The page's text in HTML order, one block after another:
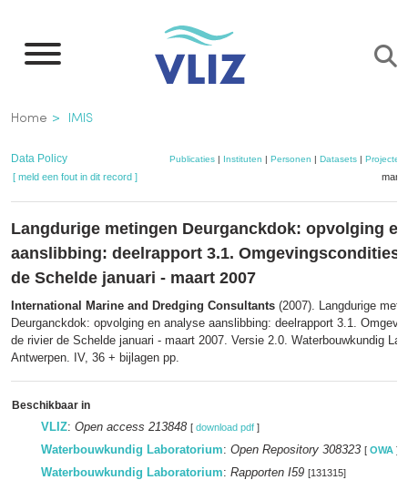
naar
inhoud
gaan
Kruimelpad
Home IMIS
Data Policy Publicaties| Instituten | Personen | Datasets| Projecten
[ meld een fout in dit record ]
Langdurige metingen Deurganckdok: opvolging
aanslibbing: deelrapport 3.1. Omgevingscondities
de Schelde januari - maart 2007
International Marine and Dredging Consultants (2007). Langdurige
Deurganckdok: opvolging en analyse aanslibbing: deelrapport 3.1.
de rivier de Schelde januari - maart 2007. Versie 2.0. Waterbouwkundig
Antwerpen. IV, 36 + bijlagen pp.
Beschikbaar in
VLIZ: Open access 213848 [ download pdf ]
Waterbouwkundig Laboratorium: Open Repository 308323 [ OWA ]
Waterbouwkundig Laboratorium: Rapporten I59 [131315]